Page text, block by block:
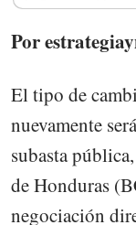
Por
El tipo de
nuevamente
subasta
de Honduras
negociación